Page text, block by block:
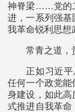
神脊梁……党的
进，一系列强基
我革命锐利思想
常青之道，
正如习近
任何一个政党能
身建设，如此
式推进自我革